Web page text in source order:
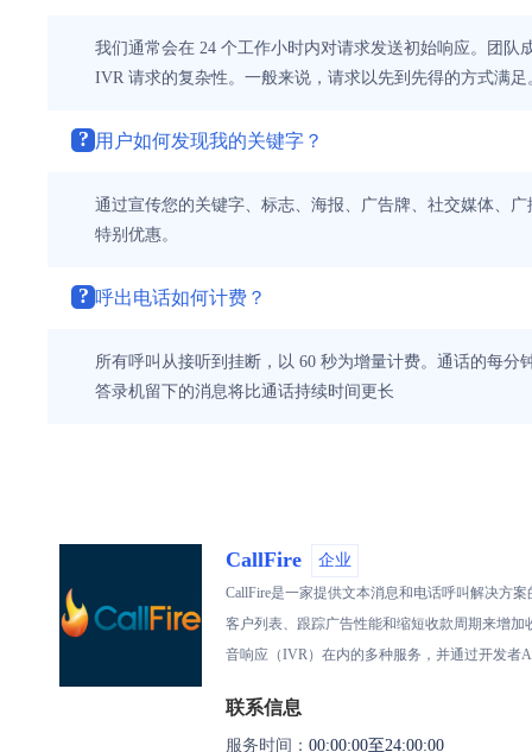
我们通常会在 24 个工作小时内对请求发送初始响应。团
IVR 请求的复杂性。一般来说，请求以先到先得的方式满足
? 用户如何发现我的关键字？
通过宣传您的关键字、标志、海报、广告牌、社交媒体、
特别优惠。
? 呼出电话如何计费？
所有呼叫从接听到挂断，以 60 秒为增量计费。通话的每
答录机留下的消息将比通话持续时间更长
CallFire 企业
CallFire是一家提供文本消息和电话呼叫解决方
客户列表、跟踪广告性能和缩短收款周期来增
音响应（IVR）在内的多种服务，并通过开发者
联系信息
服务时间： 00:00:00至24:00:00